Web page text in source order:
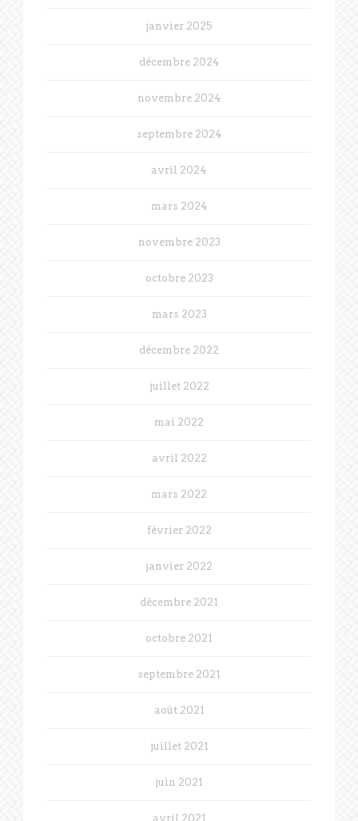
janvier 2025
décembre 2024
novembre 2024
septembre 2024
avril 2024
mars 2024
novembre 2023
octobre 2023
mars 2023
décembre 2022
juillet 2022
mai 2022
avril 2022
mars 2022
février 2022
janvier 2022
décembre 2021
octobre 2021
septembre 2021
août 2021
juillet 2021
juin 2021
avril 2021